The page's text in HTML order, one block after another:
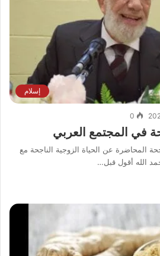
إسلام
0
في المجتمع العربي
المحاضرة عن الحياة الزوجية الناجحة مع
الله أقول قبل…